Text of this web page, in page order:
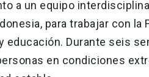
a un equipo
para trabajar con la
educación. Durante seis
en condiciones